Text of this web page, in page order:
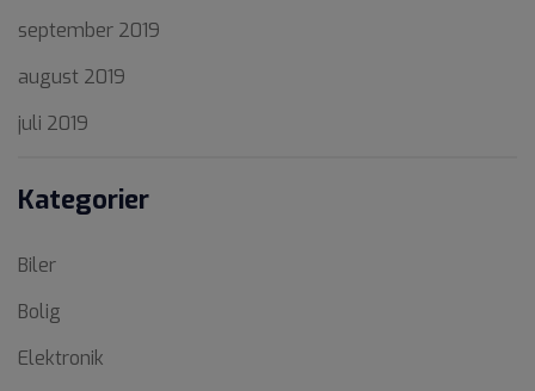
september 2019
august 2019
juli 2019
Kategorier
Biler
Bolig
Elektronik